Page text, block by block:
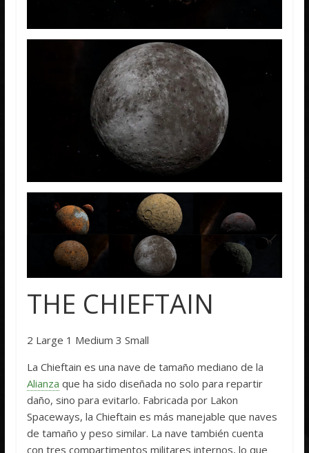
THE CHIEFTAIN
2 Large 1 Medium 3 Small
La Chieftain es una nave de tamaño mediano de la
Alianza que ha sido diseñada no solo para repartir
daño, sino para evitarlo. Fabricada por Lakon
Spaceways, la Chieftain es más manejable que naves
de tamaño y peso similar. La nave también cuenta
con tres compartimentos militares internos, lo que